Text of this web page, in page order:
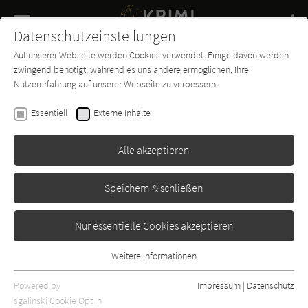
SUCHE
Buch-
Entdecker
Forum Charts
Donna Leon
Tierische Profite (Commissario
Diogenes
Datenschutzeinstellungen
Auf unserer Webseite werden Cookies verwendet. Einige davon werden
zwingend benötigt, während es uns andere ermöglichen, Ihre
Nutzererfahrung auf unserer Webseite zu verbessern.
Essentiell Externe Inhalte
Alle akzeptieren
Speichern & schließen
Nur essentielle Cookies akzeptieren
Essentielle Cookies werden für grundlegende Funktionen der
Webseite benötigt. Dadurch ist gewährleistet, dass die Webseite
Weitere Informationen
Powered by
sgalinski Cookie Opt In
Impressum | Datenschutz